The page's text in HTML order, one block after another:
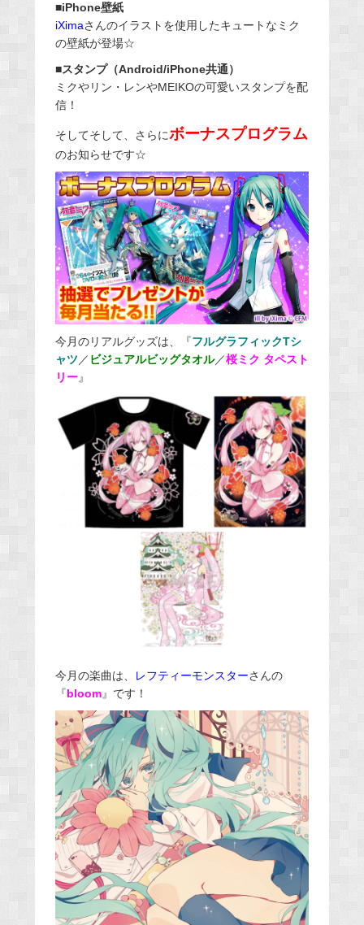
■iPhone壁紙
iXimaさんのイラストを使用したキュートなミク
の壁紙が登場☆
■スタンプ（Android/iPhone共通）
ミクやリン・レンやMEIKOの可愛いスタンプを配
信！
そしてそして、さらにボーナスプログラム
のお知らせです☆
今月のリアルグッズは、『フルグラフィックTシ
ャツ ／ ビジュアルビッグタオル／桜ミク タペスト
リー』
今月の楽曲は、 レフティーモンスターさんの
『bloom』です！